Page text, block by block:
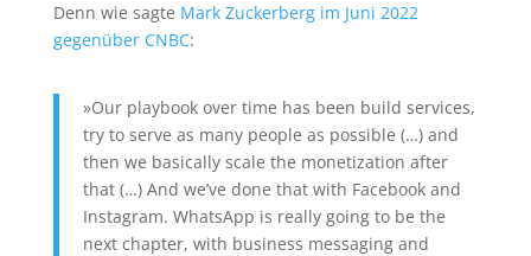
Denn wie sagte Mark Zuckerberg im Juni 2022
gegenüber CNBC:
»Our playbook over time has been build services,
try to serve as many people as possible (…) and
then we basically scale the monetization after
that (…) And we’ve done that with Facebook and
Instagram. WhatsApp is really going to be the
next chapter, with business messaging and